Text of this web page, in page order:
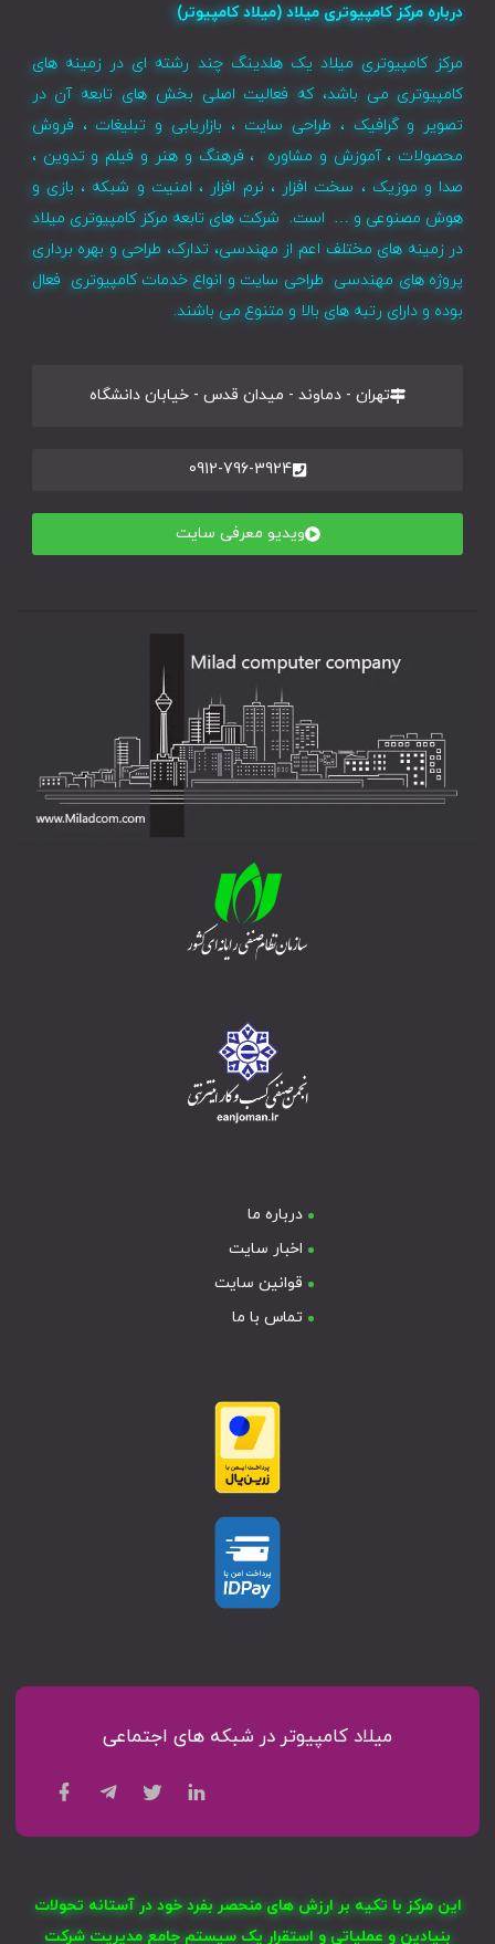
درباره مرکز کامپیوتری میلاد (میلاد کامپیوتر)
مرکز کامپیوتری میلاد یک هلدینگ چند رشته ای در زمینه های
کامپیوتری می باشد، که فعالیت اصلی بخش های تابعه آن در
تصویر و گرافیک ، طراحی سایت ، بازاریابی و تبلیغات ، فروش
محصولات ، آموزش و مشاوره ، فرهنگ و هنر و فیلم و تدوین ،
صدا و موزیک ، سخت افزار ، نرم افزار ، امنیت و شبکه ، بازی و
هوش مصنوعی و … است. شرکت های تابعه مرکز کامپیوتری میلاد
در زمینه های مختلف اعم از مهندسی، تدارک، طراحی و بهره برداری
پروژه های مهندسی طراحی سایت و انواع خدمات کامپیوتری فعال
بوده و دارای رتبه های بالا و متنوع می باشند.
تهران - دماوند - میدان قدس - خیابان دانشگاه
0912-796-3924
ویدیو معرفی سایت
درباره ما
اخبار سایت
قوانین سایت
تماس با ما
میلاد کامپیوتر در شبکه های اجتماعی
این مرکز با تکیه بر ارزش های منحصر بفرد خود در آستانه تحولات
بنیادین و عملیاتی و استقرار یک سیستم جامع مدیریت شرکت